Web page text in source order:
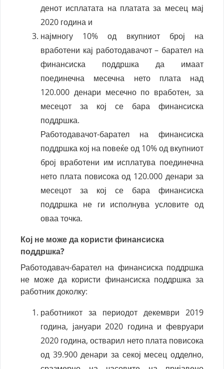
денот исплатата на платата за месец мај
2020 година и
најмногу 10% од вкупниот број на
вработени кај работодавачот – барател на
финансиска поддршка да имаат
поединечна месечна нето плата над
120.000 денари месечно по вработен, за
месецот за кој се бара финансиска
поддршка.
Работодавачот-барател на финансиска
поддршка кој на повеќе од 10% од вкупниот
број вработени им исплатува поединечна
нето плата повисока од 120.000 денари за
месецот за кој се бара финансиска
поддршка не ги исполнува условите од
оваа точка.
Кој не може да користи финансиска
поддршка?
Работодавач-барател на финансиска поддршка
не може да користи финансиска поддршка за
работник доколку:
работникот за периодот декември 2019
година, јануари 2020 година и февруари
2020 година, остварил нето плата повисока
од 39.900 денари за секој месец одделно,